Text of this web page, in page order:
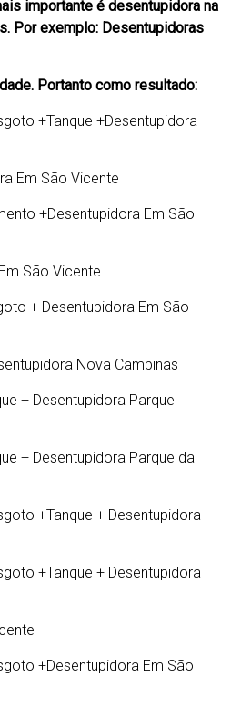
importante é desentupidora na
Por exemplo: Desentupidoras
Portanto como resultado:
+Tanque +Desentupidora
Em São Vicente
+Desentupidora Em São
São Vicente
+ Desentupidora Em São
Nova Campinas
+ Desentupidora Parque
+ Desentupidora Parque da
+Tanque + Desentupidora
+Tanque + Desentupidora
+Desentupidora Em São